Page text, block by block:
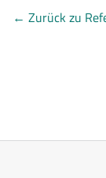
← Zurück zu